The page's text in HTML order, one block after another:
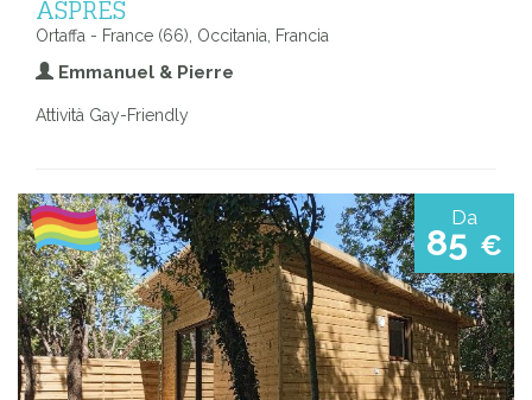
ASPRES
Ortaffa - France (66), Occitania, Francia
Emmanuel & Pierre
Attività Gay-Friendly
Da
85 €